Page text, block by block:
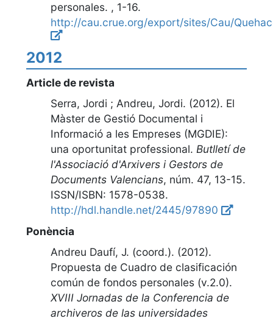
personales. , 1-16.
http://cau.crue.org/export/sites/Cau/
2012
Article de revista
Serra, Jordi ; Andreu, Jordi. (2012). El
Màster de Gestió Documental i
Informació a les Empreses (MGDIE):
una oportunitat professional. Butlletí de
l'Associació d'Arxivers i Gestors de
Documents Valencians, núm. 47, 13-15.
ISSN/ISBN: 1578-0538.
http://hdl.handle.net/2445/97890
Ponència
Andreu Daufí, J. (coord.). (2012).
Propuesta de Cuadro de clasificación
común de fondos personales (v.2.0).
XVIII Jornadas de la Conferencia de
archiveros de las universidades